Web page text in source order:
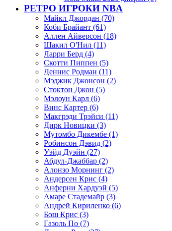
РЕТРО ИГРОКИ NBA
Майкл Джордан (70)
Коби Брайант (61)
Аллен Айверсон (18)
Шакил О'Нил (11)
Ларри Берд (4)
Скотти Пиппен (5)
Деннис Родман (11)
Мэджик Джонсон (2)
Стоктон Джон (5)
Мэлоун Карл (6)
Винс Картер (6)
Макгрэди Трэйси (11)
Дирк Новицки (3)
Мутомбо Дикембе (1)
Робинсон Дэвид (2)
Уэйд Дуэйн (27)
Абдул-Джаббар (2)
Алонзо Морнинг (2)
Андерсен Крис (4)
Анферни Xардуэй (5)
Амаре Стадемайр (3)
Андрей Кириленко (6)
Бош Крис (3)
Газоль По (7)